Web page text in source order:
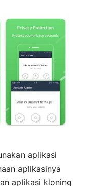
aplikasi
aplikasinya
aplikasi kloning